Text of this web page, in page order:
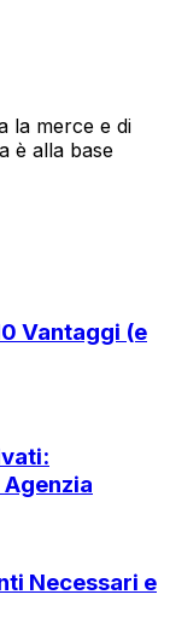
la merce e di
è alla base
Vantaggi (e
Necessari e